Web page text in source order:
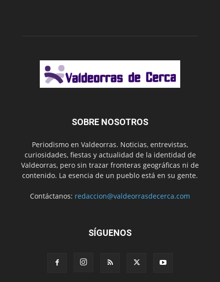
SOBRE NOSOTROS
Periodismo en Valdeorras. Noticias, entrevistas,
curiosidades, fiestas y actualidad de la identidad de
Valdeorras, pero sin trazar fronteras geográficas ni de
contenido. La esencia de un pueblo está en su gente.
Contáctanos: redaccion@valdeorrasdecerca.com
SÍGUENOS